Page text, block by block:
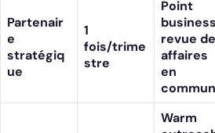
Partenair
e
stratégiq
ue
1
fois/trime
stre
Point
revue
affaires
en
commun
Warm